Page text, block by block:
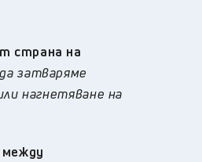
страна на
затваряме
нагнетяване на